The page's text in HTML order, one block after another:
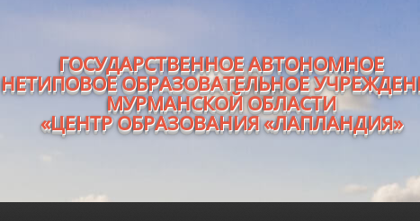
ГОСУДАРСТВЕННОЕ АВТОНОМНОЕ
НЕТИПОВОЕ ОБРАЗОВАТЕЛЬНОЕ
МУРМАНСКОЙ ОБЛАСТИ
«ЦЕНТР ОБРАЗОВАНИЯ «ЛАПЛАНДИЯ»